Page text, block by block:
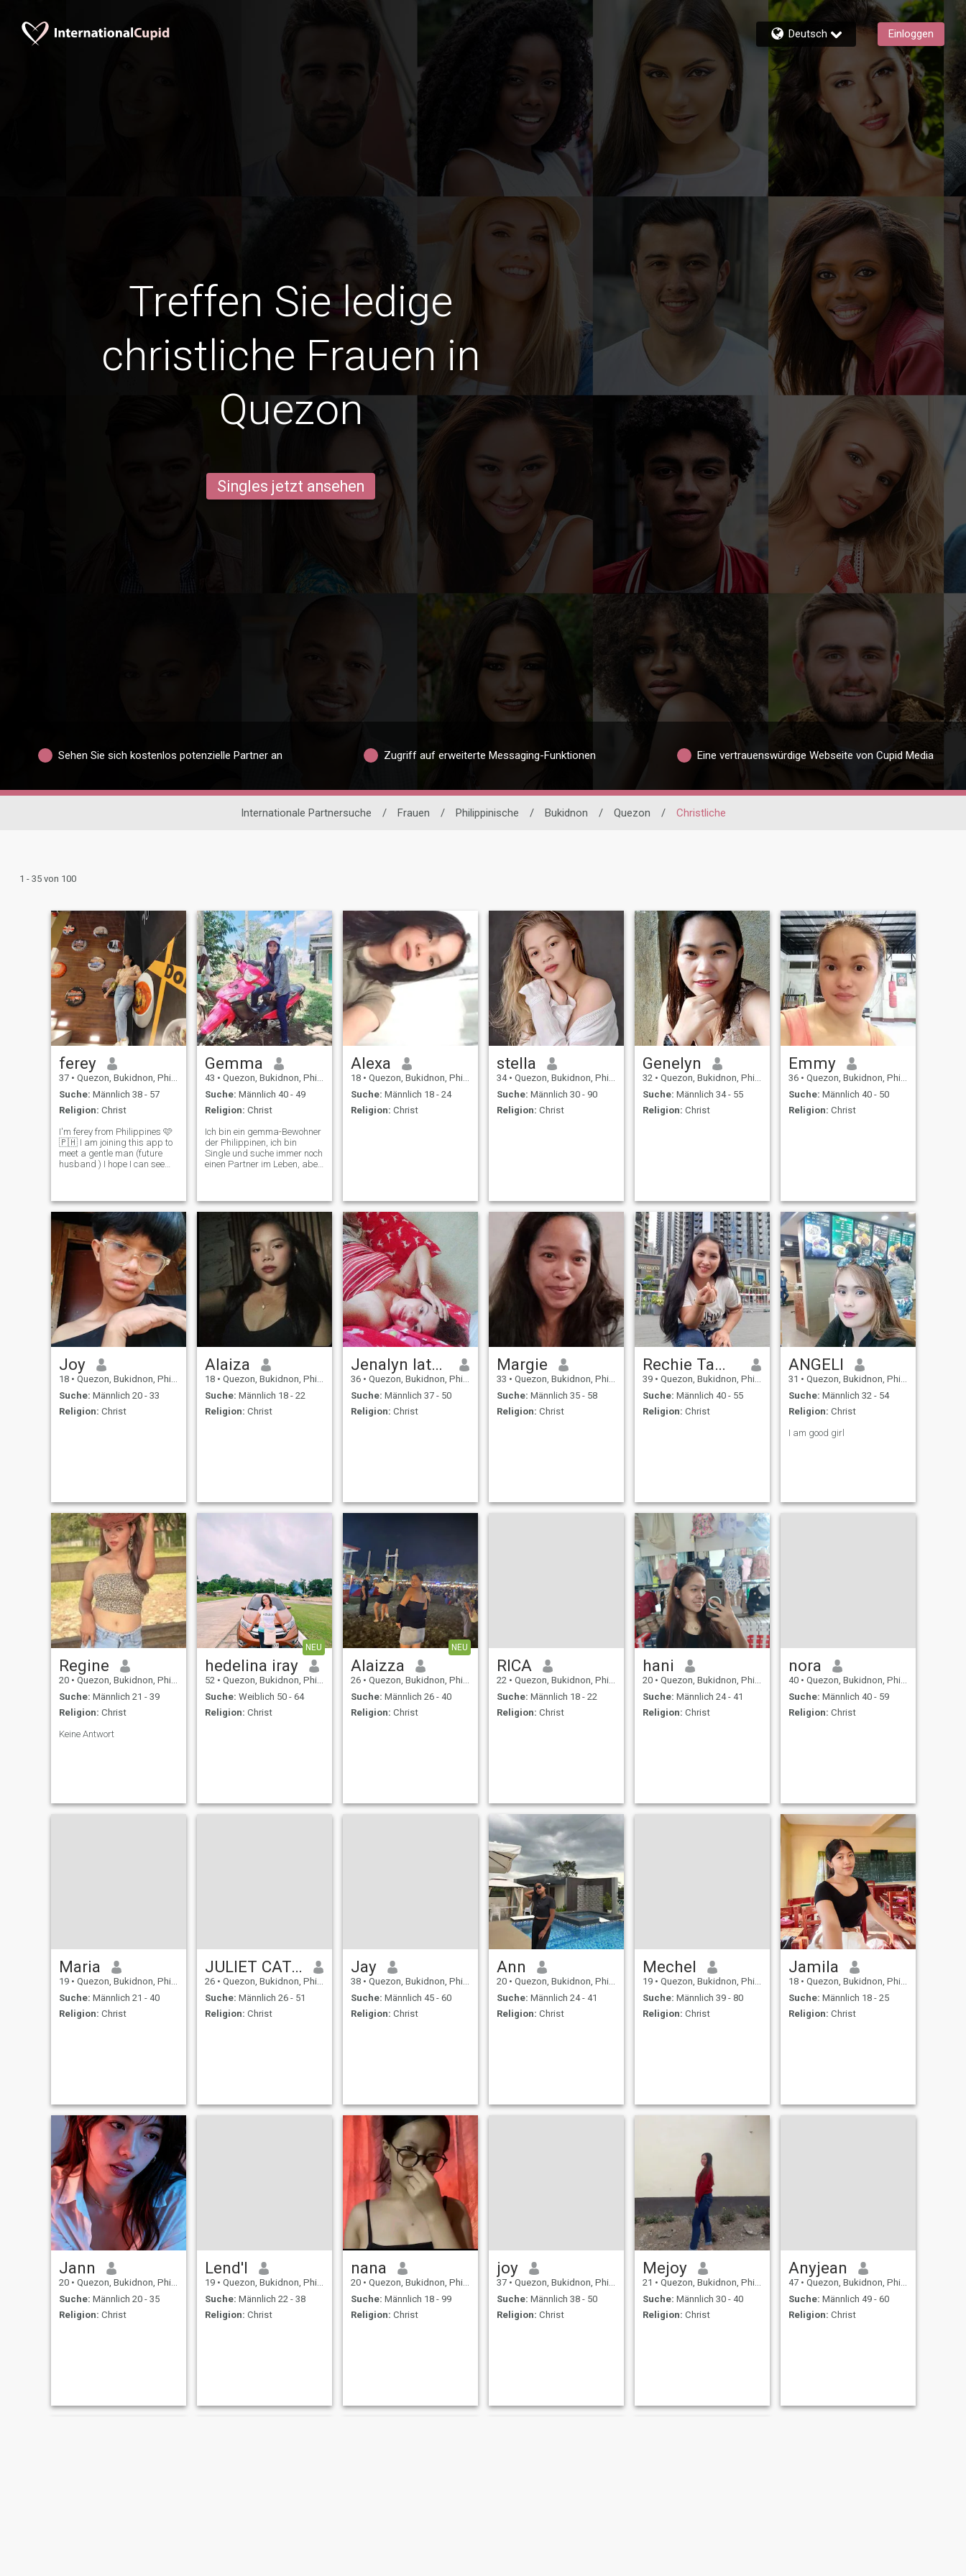
Deutsch Einloggen
Treffen Sie ledige
christliche Frauen in
Quezon
Singles jetzt ansehen
Sehen Sie sich kostenlos potenzielle Partner an Zugriff auf erweiterte Messaging-Funktionen Eine vertrauenswürdige Webseite von Cupid Media
Internationale Partnersuche / Frauen / Philippinische / Bukidnon / Quezon / Christliche
1 - 35 von 100
ferey
37 • Quezon, Bukidnon, Philippinen
Suche: Männlich 38 - 57
Religion: Christ
I'm ferey from Philippines 🩷
🇵🇭 I am joining this app to
meet a gentle man (future
husband ) I hope I can see
my country Philippines 🇵🇭
with Love 💋 muah 😘
Gemma
43 • Quezon, Bukidnon, Philippinen
Suche: Männlich 40 - 49
Religion: Christ
Ich bin ein gemma-Bewohner
der Philippinen, ich bin
Single und suche immer noch
einen Partner im Leben, aber
finden kann. Ich habe kein
Kind und ich möchte
trotzdem ein Kind
bekommen, wenn es jemals
Witze macht. Auch wenn es
nur eins ist, ist es ein Segen
für mich🙂
Alexa
18 • Quezon, Bukidnon, Philippinen
Suche: Männlich 18 - 24
Religion: Christ
stella
34 • Quezon, Bukidnon, Philippinen
Suche: Männlich 30 - 90
Religion: Christ
Genelyn
32 • Quezon, Bukidnon, Philippinen
Suche: Männlich 34 - 55
Religion: Christ
Emmy
36 • Quezon, Bukidnon, Philippinen
Suche: Männlich 40 - 50
Religion: Christ
Joy
18 • Quezon, Bukidnon, Philippinen
Suche: Männlich 20 - 33
Religion: Christ
Alaiza
18 • Quezon, Bukidnon, Philippinen
Suche: Männlich 18 - 22
Religion: Christ
Jenalyn latag
36 • Quezon, Bukidnon, Philippinen
Suche: Männlich 37 - 50
Religion: Christ
Margie
33 • Quezon, Bukidnon, Philippinen
Suche: Männlich 35 - 58
Religion: Christ
Rechie Tamayo
39 • Quezon, Bukidnon, Philippinen
Suche: Männlich 40 - 55
Religion: Christ
ANGELI
31 • Quezon, Bukidnon, Philippinen
Suche: Männlich 32 - 54
Religion: Christ
I am good girl
Regine
20 • Quezon, Bukidnon, Philippinen
Suche: Männlich 21 - 39
Religion: Christ
Keine Antwort
NEU
hedelina iray
52 • Quezon, Bukidnon, Philippinen
Suche: Weiblich 50 - 64
Religion: Christ
NEU
Alaizza
26 • Quezon, Bukidnon, Philippinen
Suche: Männlich 26 - 40
Religion: Christ
RICA
22 • Quezon, Bukidnon, Philippinen
Suche: Männlich 18 - 22
Religion: Christ
hani
20 • Quezon, Bukidnon, Philippinen
Suche: Männlich 24 - 41
Religion: Christ
nora
40 • Quezon, Bukidnon, Philippinen
Suche: Männlich 40 - 59
Religion: Christ
Maria
19 • Quezon, Bukidnon, Philippinen
Suche: Männlich 21 - 40
Religion: Christ
JULIET CATANA
26 • Quezon, Bukidnon, Philippinen
Suche: Männlich 26 - 51
Religion: Christ
Jay
38 • Quezon, Bukidnon, Philippinen
Suche: Männlich 45 - 60
Religion: Christ
Ann
20 • Quezon, Bukidnon, Philippinen
Suche: Männlich 24 - 41
Religion: Christ
Mechel
19 • Quezon, Bukidnon, Philippinen
Suche: Männlich 39 - 80
Religion: Christ
Jamila
18 • Quezon, Bukidnon, Philippinen
Suche: Männlich 18 - 25
Religion: Christ
Jann
20 • Quezon, Bukidnon, Philippinen
Suche: Männlich 20 - 35
Religion: Christ
Lend'l
19 • Quezon, Bukidnon, Philippinen
Suche: Männlich 22 - 38
Religion: Christ
nana
20 • Quezon, Bukidnon, Philippinen
Suche: Männlich 18 - 99
Religion: Christ
joy
37 • Quezon, Bukidnon, Philippinen
Suche: Männlich 38 - 50
Religion: Christ
Mejoy
21 • Quezon, Bukidnon, Philippinen
Suche: Männlich 30 - 40
Religion: Christ
Anyjean
47 • Quezon, Bukidnon, Philippinen
Suche: Männlich 49 - 60
Religion: Christ